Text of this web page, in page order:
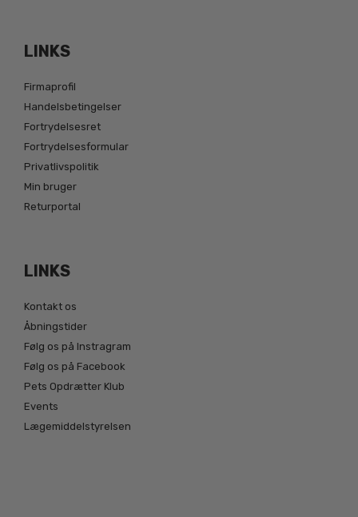
LINKS
Firmaprofil
Handelsbetingelser
Fortrydelsesret
Fortrydelsesformular
Privatlivspolitik
Min bruger
Returportal
LINKS
Kontakt os
Åbningstider
Følg os på Instragram
Følg os på Facebook
Pets Opdrætter Klub
Events
Lægemiddelstyrelsen